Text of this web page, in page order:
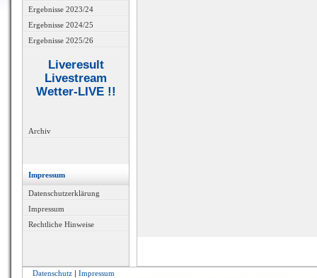
Ergebnisse 2023/24
Ergebnisse 2024/25
Ergebnisse 2025/26
Liveresult
Livestream
Wetter-LIVE !!
Archiv
Impressum
Datenschutzerklärung
Impressum
Rechtliche Hinweise
Datenschutz | Impressum